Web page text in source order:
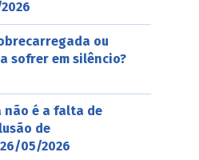
ou
sofrer em silêncio?
não é a falta de
de
26/05/2026